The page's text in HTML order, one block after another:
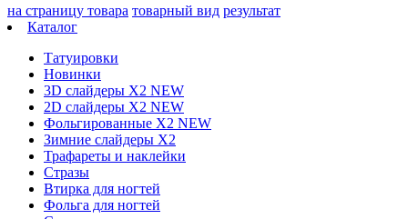
на страницу товара товарный вид результат
Каталог
Татуировки
Новинки
3D слайдеры X2 NEW
2D слайдеры X2 NEW
Фольгированные X2 NEW
Зимние слайдеры Х2
Трафареты и наклейки
Стразы
Втирка для ногтей
Фольга для ногтей